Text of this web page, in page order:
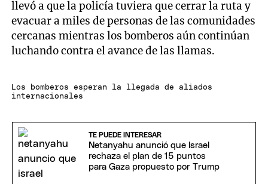
llevó a que la policía tuviera que cerrar la ruta y
evacuar a miles de personas de las comunidades
cercanas mientras los bomberos aún continúan
luchando contra el avance de las llamas.
Los bomberos esperan la llegada de aliados
internacionales
TE PUEDE INTERESAR
Netanyahu anunció que Israel
rechaza el plan de 15 puntos
para Gaza propuesto por Trump